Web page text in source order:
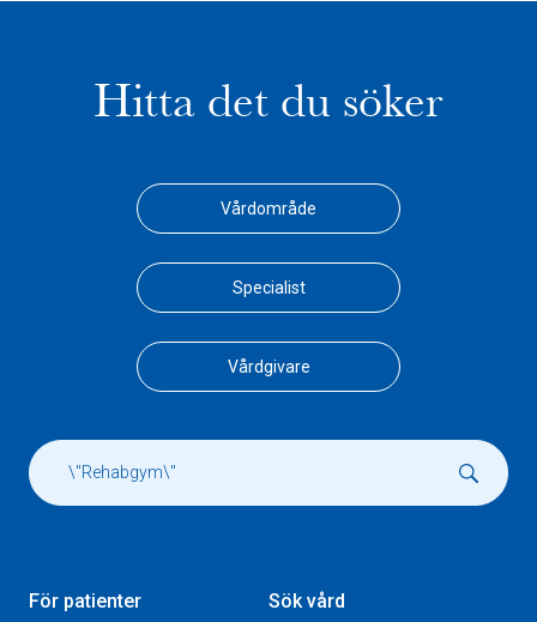
Hitta det du söker
Vårdområde
Specialist
Vårdgivare
För patienter
Sök vård